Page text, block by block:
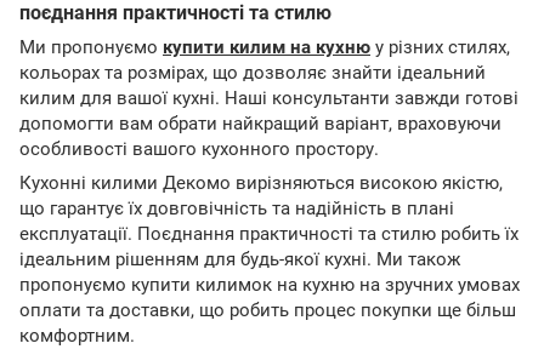
поєднання практичності та стилю
Ми пропонуємо купити килим на кухню у різних стилях,
кольорах та розмірах, що дозволяє знайти ідеальний
килим для вашої кухні. Наші консультанти завжди готові
допомогти вам обрати найкращий варіант, враховуючи
особливості вашого кухонного простору.
Кухонні килими Декомо вирізняються високою якістю,
що гарантує їх довговічність та надійність в плані
експлуатації. Поєднання практичності та стилю робить їх
ідеальним рішенням для будь-якої кухні. Ми також
пропонуємо купити килимок на кухню на зручних умовах
оплати та доставки, що робить процес покупки ще більш
комфортним.